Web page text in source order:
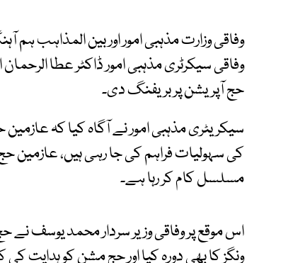
وفاقی وزارت مذہبی امور اور بین المذاہب
وفاقی سیکرٹری مذہبی امور ڈاکٹر عطا
حج آپریشن پر بریفنگ دی۔
سیکریٹری مذہبی امور نے آگاہ کیا کہ
کی سہولیات فراہم کی جا رہی ہیں، عازمین
مسلسل کام کر رہا ہے۔
اس موقع پر وفاقی وزیر سردار محمد یوسف نے
ونگز کا بھی دورہ کیا اور حج مشن کو ہدایت